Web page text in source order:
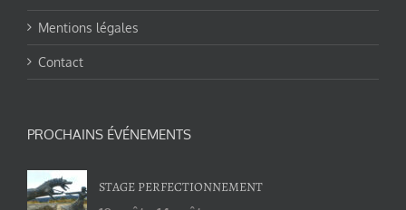
Mentions légales
Contact
PROCHAINS ÉVÉNEMENTS
STAGE PERFECTIONNEMENT